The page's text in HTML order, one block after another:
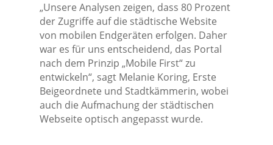
„Unsere Analysen zeigen, dass 80 Prozent
der Zugriffe auf die städtische Website
von mobilen Endgeräten erfolgen. Daher
war es für uns entscheidend, das Portal
nach dem Prinzip „Mobile First“ zu
entwickeln“, sagt Melanie Koring, Erste
Beigeordnete und Stadtkämmerin, wobei
auch die Aufmachung der städtischen
Webseite optisch angepasst wurde.